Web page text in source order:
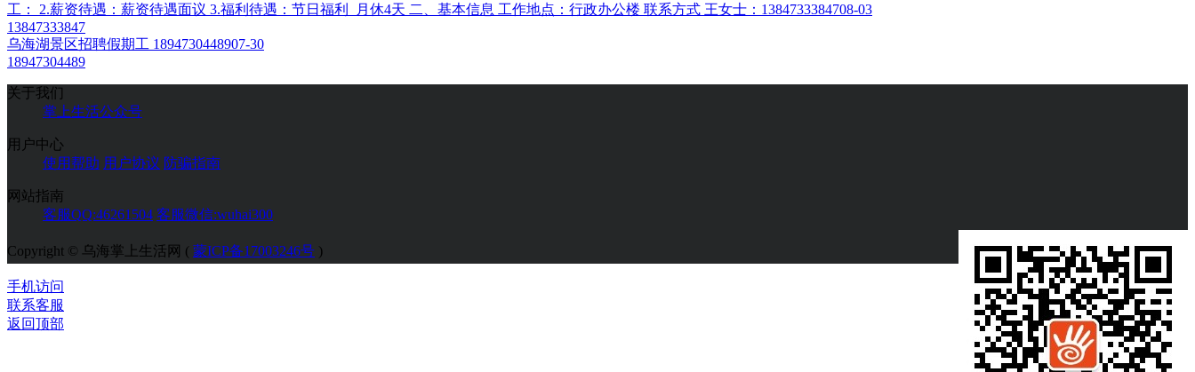
工： 2.薪资待遇：薪资待遇面议 3.福利待遇：节日福利 月休4天 二、基本信息 工作地点：行政办公楼 联系方式 王女士：1384733384708-03
13847333847
乌海湖景区招聘假期工 1894730448907-30
18947304489
关于我们
掌上生活公众号
用户中心
使用帮助 用户协议 防骗指南
网站指南
客服QQ:46261504 客服微信:wuhai300
Copyright © 乌海掌上生活网 ( 蒙ICP备17003246号 )
手机访问
联系客服
返回顶部